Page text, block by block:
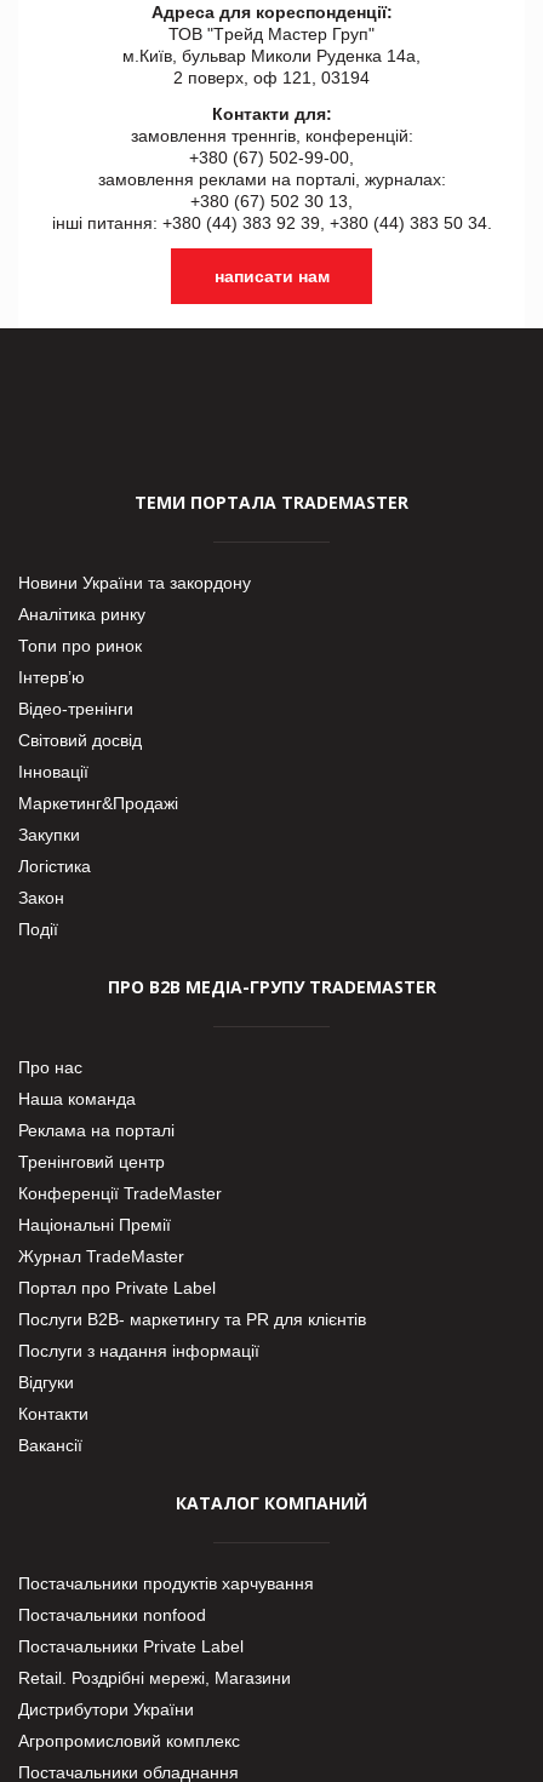
Адреса для кореспонденції:
ТОВ "Tрейд Мастер Груп"
м.Київ, бульвар Миколи Руденка 14а,
2 поверх, оф 121, 03194
Контакти для:
замовлення треннгів, конференцій:
+380 (67) 502-99-00,
замовлення реклами на порталі, журналах:
+380 (67) 502 30 13,
інші питання: +380 (44) 383 92 39, +380 (44) 383 50 34.
написати нам
ТЕМИ ПОРТАЛА TRADEMASTER
Новини України та закордону
Аналітика ринку
Топи про ринок
Інтерв’ю
Відео-тренінги
Світовий досвід
Інновації
Маркетинг&Продажі
Закупки
Логістика
Закон
Події
ПРО В2В МЕДІА-ГРУПУ TRADEMASTER
Про нас
Наша команда
Реклама на порталі
Тренінговий центр
Конференції TradeMaster
Національні Премії
Журнал TradeMaster
Портал про Private Label
Послуги В2В- маркетингу та PR для клієнтів
Послуги з надання інформації
Відгуки
Контакти
Вакансії
КАТАЛОГ КОМПАНИЙ
Постачальники продуктів харчування
Постачальники nonfood
Постачальники Private Label
Retail. Роздрібні мережі, Магазини
Дистрибутори України
Агропромисловий комплекс
Постачальники обладнання